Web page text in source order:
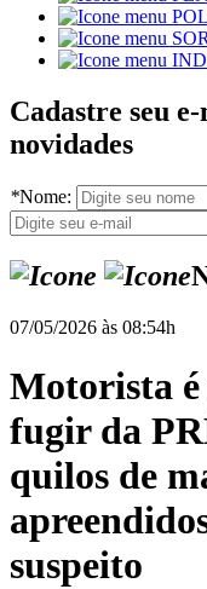
Cadastre seu
novidades
*Nome:
07/05/2026 às 08:54h
Motorista é
fugir da
quilos de
suspeito